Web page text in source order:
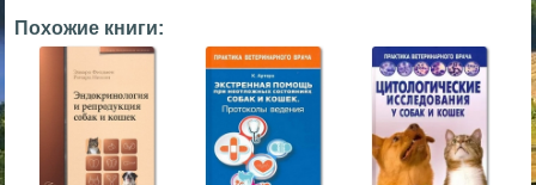
Похожие книги:
▼